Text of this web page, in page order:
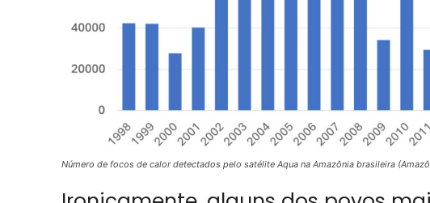
Número de focos de calor detectados pelo satélite Aqua na Amazônia brasileira